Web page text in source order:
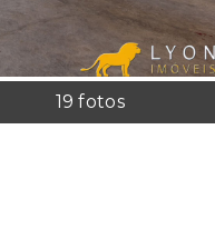
19 fotos